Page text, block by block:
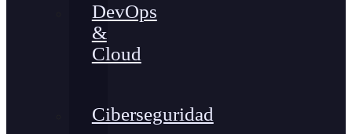
DevOps
&
Cloud
Ciberseguridad